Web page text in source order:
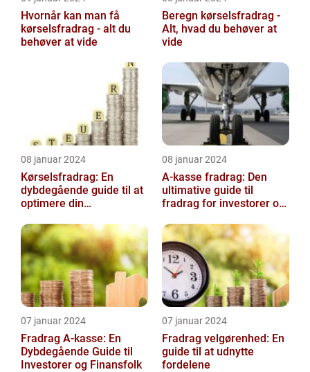
Hvornår kan man få
kørselsfradrag - alt du
behøver at vide
Beregn kørselsfradrag -
Alt, hvad du behøver at
vide
08 januar 2024
Kørselsfradrag: En
dybdegående guide til at
optimere din
08 januar 2024
A-kasse fradrag: Den
ultimative guide til
fradrag for investorer og
07 januar 2024
Fradrag A-kasse: En
Dybdegående Guide til
Investorer og Finansfolk
07 januar 2024
Fradrag velgørenhed: En
guide til at udnytte
fordelene